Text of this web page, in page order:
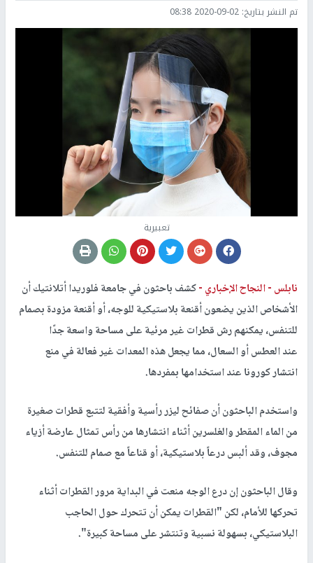
تم النشر بتاريخ: 2020-09-02 08:38
تعبيرية
نابلس -النجاح الإخباري -كشف باحثون في جامعة فلوريدا أتلانتيك أن
الأشخاص الذين يضعون أقنعة بلاستيكية للوجه، أو أقنعة مزودة بصمام
للتنفس، يمكنهم رش قطرات غير مرئية على مساحة واسعة جدًا
عند العطس أو السعال، مما يجعل هذه المعدات غير فعالة في منع
انتشار كورونا عند استخدامها بمفردها.
واستخدم الباحثون أن صفائح ليزر رأسية وأفقية لتتبع قطرات صغيرة
من الماء المقطر والغلسرين أثناء انتشارها من رأس تمثال عارضة أزياء
مجوف، وقد ألبس درعاً بلاستيكية، أو قناعاً مع صمام للتنفس.
وقال الباحثون إن درع الوجه منعت في البداية مرور القطرات أثناء
تحركها للأمام، لكن "القطرات يمكن أن تتحرك حول الحاجب
البلاستيكي، بسهولة نسبية وتنتشر على مساحة كبيرة".